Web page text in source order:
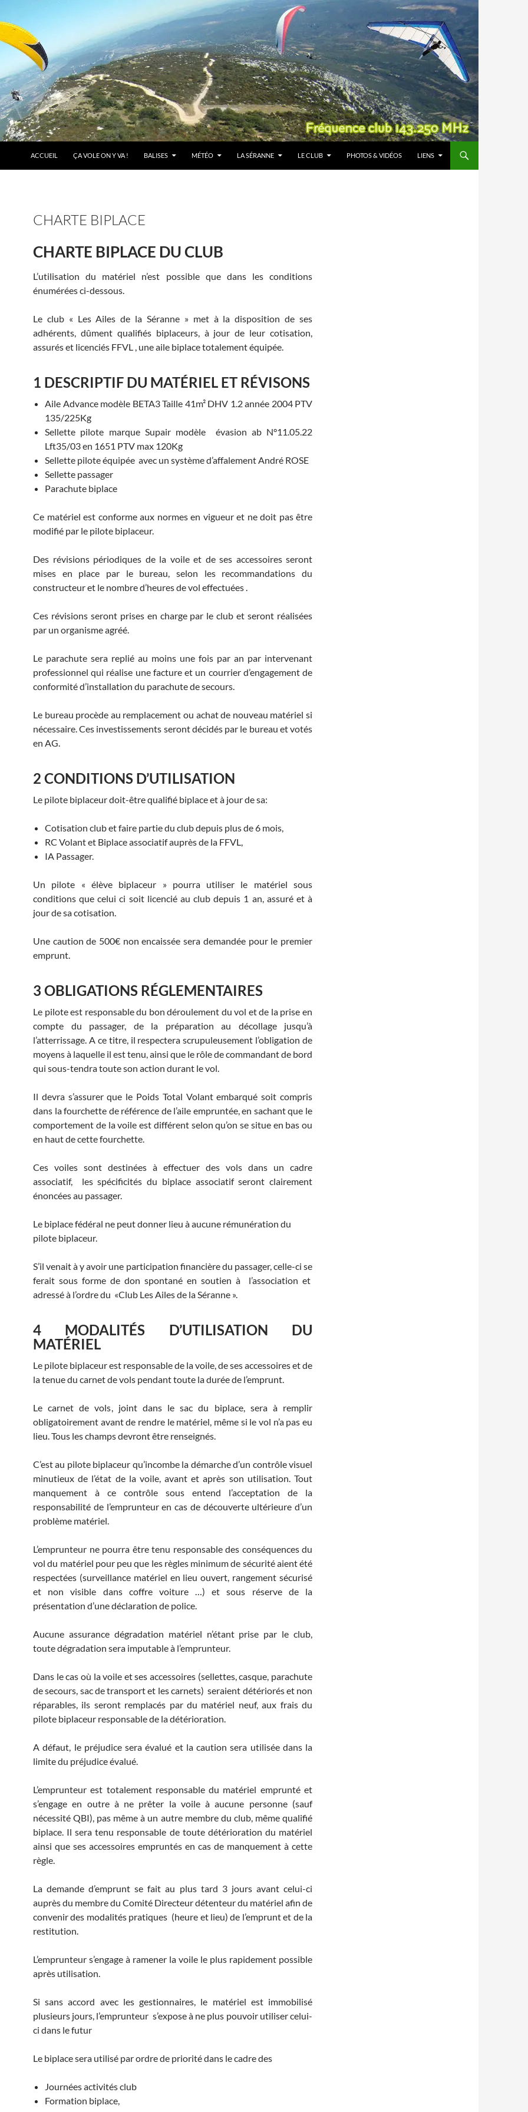
ACCUEIL ÇA VOLE ON Y VA ! BALISES MÉTÉO LA SÉRANNE LE CLUB PHOTOS & VIDÉOS LIENS
CHARTE BIPLACE
CHARTE BIPLACE DU CLUB
L’utilisation du matériel n’est possible que dans les conditions
énumérées ci-dessous.
Le club « Les Ailes de la Séranne » met à la disposition de ses
adhérents, dûment qualifiés biplaceurs, à jour de leur cotisation,
assurés et licenciés FFVL , une aile biplace totalement équipée.
1 DESCRIPTIF DU MATÉRIEL ET RÉVISONS
Aile Advance modèle BETA3 Taille 41m² DHV 1.2 année 2004 PTV
135/225Kg
Sellette pilote marque Supair modèle évasion ab N°11.05.22
Lft35/03 en 1651 PTV max 120Kg
Sellette pilote équipée avec un système d’affalement André ROSE
Sellette passager
Parachute biplace
Ce matériel est conforme aux normes en vigueur et ne doit pas être
modifié par le pilote biplaceur.
Des révisions périodiques de la voile et de ses accessoires seront
mises en place par le bureau, selon les recommandations du
constructeur et le nombre d’heures de vol effectuées .
Ces révisions seront prises en charge par le club et seront réalisées
par un organisme agréé.
Le parachute sera replié au moins une fois par an par intervenant
professionnel qui réalise une facture et un courrier d’engagement de
conformité d’installation du parachute de secours.
Le bureau procède au remplacement ou achat de nouveau matériel si
nécessaire. Ces investissements seront décidés par le bureau et votés
en AG.
2 CONDITIONS D’UTILISATION
Le pilote biplaceur doit-être qualifié biplace et à jour de sa:
Cotisation club et faire partie du club depuis plus de 6 mois,
RC Volant et Biplace associatif auprès de la FFVL,
IA Passager.
Un pilote « élève biplaceur » pourra utiliser le matériel sous
conditions que celui ci soit licencié au club depuis 1 an, assuré et à
jour de sa cotisation.
Une caution de 500€ non encaissée sera demandée pour le premier
emprunt.
3 OBLIGATIONS RÉGLEMENTAIRES
Le pilote est responsable du bon déroulement du vol et de la prise en
compte du passager, de la préparation au décollage jusqu’à
l’atterrissage. A ce titre, il respectera scrupuleusement l’obligation de
moyens à laquelle il est tenu, ainsi que le rôle de commandant de bord
qui sous-tendra toute son action durant le vol.
Il devra s’assurer que le Poids Total Volant embarqué soit compris
dans la fourchette de référence de l’aile empruntée, en sachant que le
comportement de la voile est différent selon qu’on se situe en bas ou
en haut de cette fourchette.
Ces voiles sont destinées à effectuer des vols dans un cadre
associatif, les spécificités du biplace associatif seront clairement
énoncées au passager.
Le biplace fédéral ne peut donner lieu à aucune rémunération du
pilote biplaceur.
S’il venait à y avoir une participation financière du passager, celle-ci se
ferait sous forme de don spontané en soutien à l’association et
adressé à l’ordre du «Club Les Ailes de la Séranne ».
4 MODALITÉS D’UTILISATION DU
MATÉRIEL
Le pilote biplaceur est responsable de la voile, de ses accessoires et de
la tenue du carnet de vols pendant toute la durée de l’emprunt.
Le carnet de vols, joint dans le sac du biplace, sera à remplir
obligatoirement avant de rendre le matériel, même si le vol n’a pas eu
lieu. Tous les champs devront être renseignés.
C’est au pilote biplaceur qu’incombe la démarche d’un contrôle visuel
minutieux de l’état de la voile, avant et après son utilisation. Tout
manquement à ce contrôle sous entend l’acceptation de la
responsabilité de l’emprunteur en cas de découverte ultérieure d’un
problème matériel.
L’emprunteur ne pourra être tenu responsable des conséquences du
vol du matériel pour peu que les règles minimum de sécurité aient été
respectées (surveillance matériel en lieu ouvert, rangement sécurisé
et non visible dans coffre voiture …) et sous réserve de la
présentation d’une déclaration de police.
Aucune assurance dégradation matériel n’étant prise par le club,
toute dégradation sera imputable à l’emprunteur.
Dans le cas où la voile et ses accessoires (sellettes, casque, parachute
de secours, sac de transport et les carnets) seraient détériorés et non
réparables, ils seront remplacés par du matériel neuf, aux frais du
pilote biplaceur responsable de la détérioration.
A défaut, le préjudice sera évalué et la caution sera utilisée dans la
limite du préjudice évalué.
L’emprunteur est totalement responsable du matériel emprunté et
s’engage en outre à ne prêter la voile à aucune personne (sauf
nécessité QBI), pas même à un autre membre du club, même qualifié
biplace. Il sera tenu responsable de toute détérioration du matériel
ainsi que ses accessoires empruntés en cas de manquement à cette
règle.
La demande d’emprunt se fait au plus tard 3 jours avant celui-ci
auprès du membre du Comité Directeur détenteur du matériel afin de
convenir des modalités pratiques (heure et lieu) de l’emprunt et de la
restitution.
L’emprunteur s’engage à ramener la voile le plus rapidement possible
après utilisation.
Si sans accord avec les gestionnaires, le matériel est immobilisé
plusieurs jours, l’emprunteur s’expose à ne plus pouvoir utiliser celui-
ci dans le futur
Le biplace sera utilisé par ordre de priorité dans le cadre des
Journées activités club
Formation biplace,